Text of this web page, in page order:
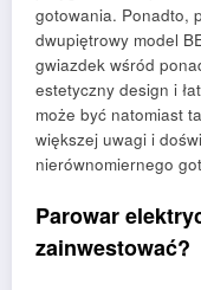
gotowania. Ponadto,
dwupiętrowy model
gwiazdek wśród
estetyczny design i
może być natomiast
większej uwagi i
nierównomiernego
Parowar
zainwestować?